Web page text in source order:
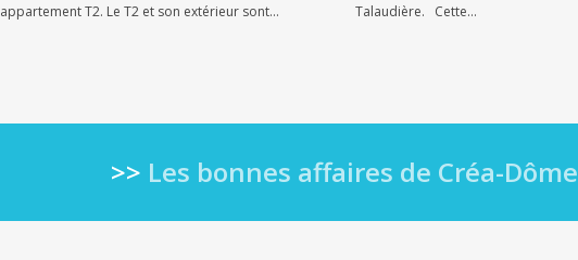
appartement T2. Le T2 et son extérieur sont…
Talaudière. Cette…
>> Les bonnes affaires de Créa-Dôme